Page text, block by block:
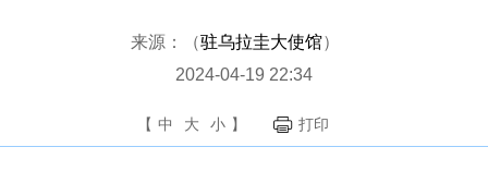
来源：（驻乌拉圭大使馆）
2024-04-19 22:34
【 中 大 小 】 打印